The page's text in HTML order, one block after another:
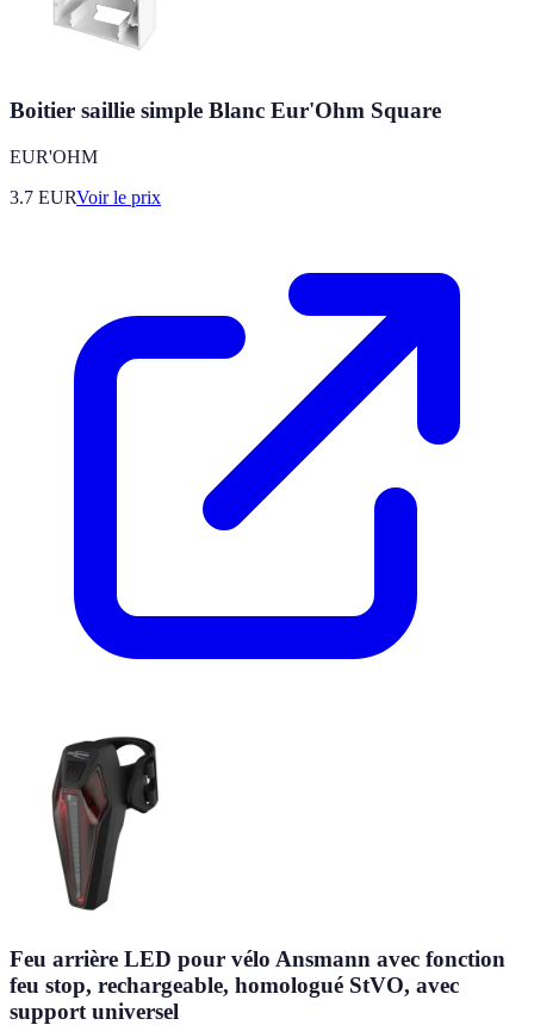
Boitier saillie simple Blanc Eur'Ohm Square
EUR'OHM
3.7 EURVoir le prix
Feu arrière LED pour vélo Ansmann avec fonction
feu stop, rechargeable, homologué StVO, avec
support universel